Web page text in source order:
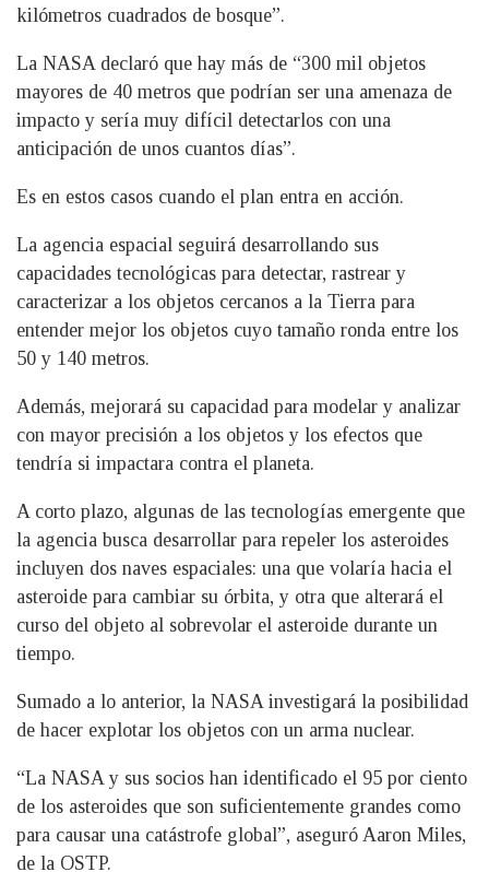
kilómetros cuadrados de bosque”.
La NASA declaró que hay más de “300 mil objetos
mayores de 40 metros que podrían ser una amenaza de
impacto y sería muy difícil detectarlos con una
anticipación de unos cuantos días”.
Es en estos casos cuando el plan entra en acción.
La agencia espacial seguirá desarrollando sus
capacidades tecnológicas para detectar, rastrear y
caracterizar a los objetos cercanos a la Tierra para
entender mejor los objetos cuyo tamaño ronda entre los
50 y 140 metros.
Además, mejorará su capacidad para modelar y analizar
con mayor precisión a los objetos y los efectos que
tendría si impactara contra el planeta.
A corto plazo, algunas de las tecnologías emergente que
la agencia busca desarrollar para repeler los asteroides
incluyen dos naves espaciales: una que volaría hacia el
asteroide para cambiar su órbita, y otra que alterará el
curso del objeto al sobrevolar el asteroide durante un
tiempo.
Sumado a lo anterior, la NASA investigará la posibilidad
de hacer explotar los objetos con un arma nuclear.
“La NASA y sus socios han identificado el 95 por ciento
de los asteroides que son suficientemente grandes como
para causar una catástrofe global”, aseguró Aaron Miles,
de la OSTP.